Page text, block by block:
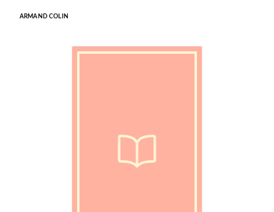
ARMAND COLIN